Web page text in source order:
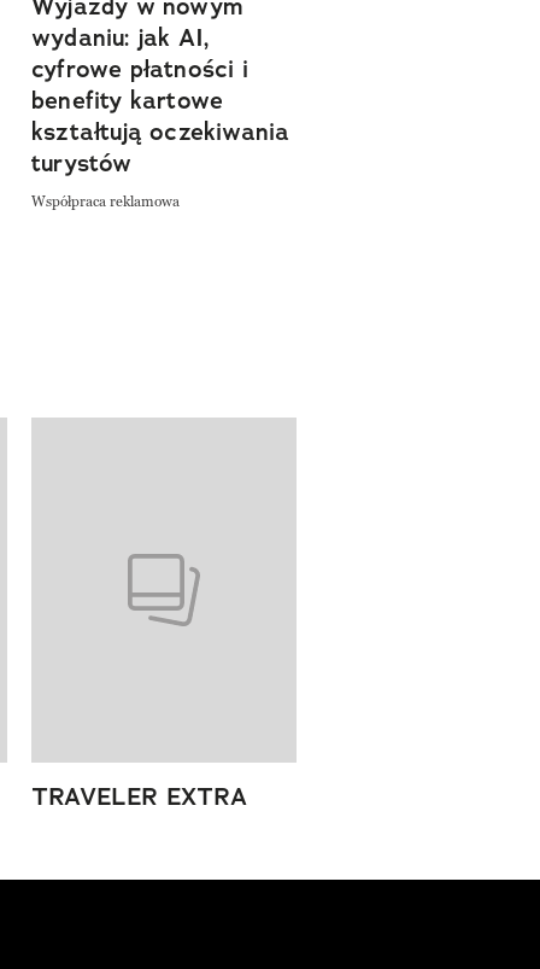
wydaniu: jak AI,
cyfrowe płatności i
benefity kartowe
kształtują oczekiwania
turystów
Współpraca reklamowa
TRAVELER EXTRA